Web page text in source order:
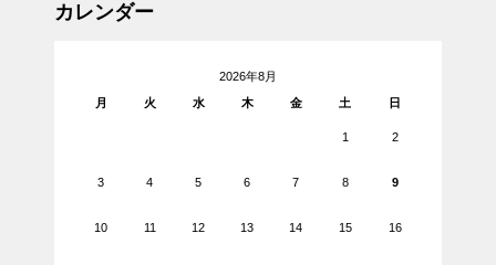
カレンダー
2026年8月
月
火 水 木 金 土 日
1 2
3 4 5 6 7 8 9
10 11 12 13 14 15 16